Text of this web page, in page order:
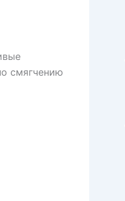
смягчению